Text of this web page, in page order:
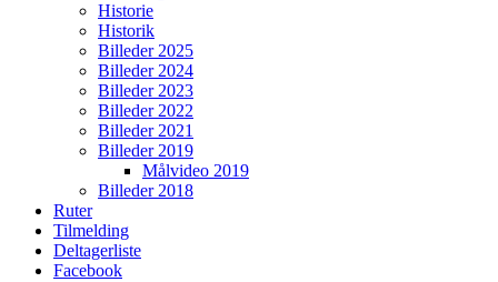
Historie
Historik
Billeder 2025
Billeder 2024
Billeder 2023
Billeder 2022
Billeder 2021
Billeder 2019
Målvideo 2019
Billeder 2018
Ruter
Tilmelding
Deltagerliste
Facebook